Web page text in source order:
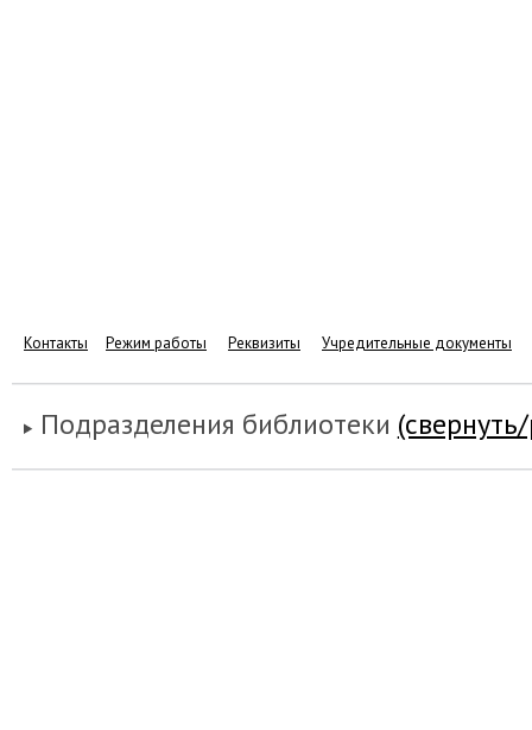
Контакты Режим работы Реквизиты Учредительные документы
Подразделения библиотеки